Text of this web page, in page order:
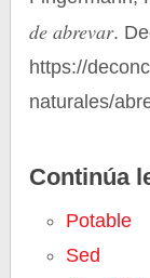
de abrevar.
https://
naturales/
Continúa
Potable
Sed